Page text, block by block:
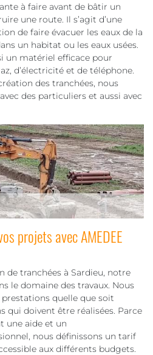
à faire avant de bâtir un
une route. Il s’agit d’une
de faire évacuer les eaux de la
un habitat ou les eaux usées.
un matériel efficace pour
d’électricité et de téléphone.
des tranchées, nous
des particuliers et aussi avec
projets avec AMEDEE
de tranchées à Sardieu, notre
le domaine des travaux. Nous
quelle que soit
qui doivent être réalisées. Parce
une aide et un
nous définissons un tarif
aux différents budgets.